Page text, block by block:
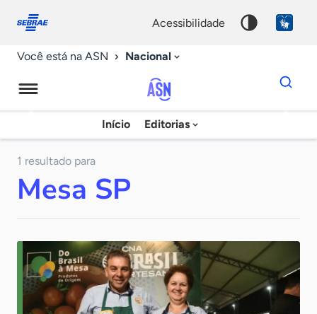
conosco
acessibilidade
Você está na ASN Nacional
Agência
Sebrae
Início Editorias
Dados
para
chave
1 resultado para
Mesa SP